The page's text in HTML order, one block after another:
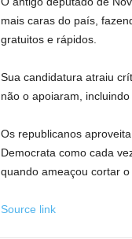
mais caras do país,
gratuitos e rápidos.
Sua candidatura atraiu
não o apoiaram,
Os republicanos
Democrata como cada
quando ameaçou cortar
Source link